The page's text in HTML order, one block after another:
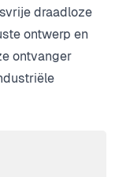
draadloze
ontwerp en
ontvanger